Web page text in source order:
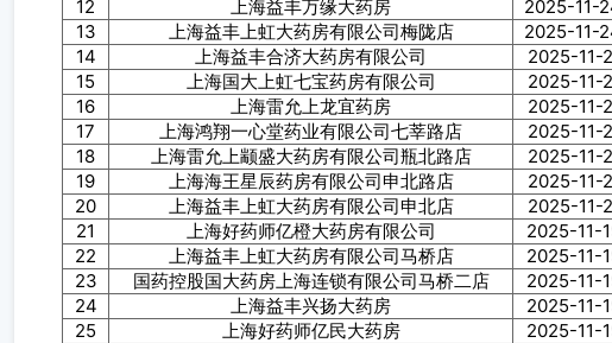
12
上海益丰万缘大药房 2025-11-
13
上海益丰上虹大药房有限公司梅陇店 2025-11-
14
上海益丰合济大药房有限公司 2025-11-
15
上海国大上虹七宝药房有限公司 2025-11-
16
上海雷允上龙宜药房 2025-11-
17
上海鸿翔一心堂药业有限公司七莘路店 2025-11-
18
上海雷允上颛盛大药房有限公司瓶北路店 2025-11-
19
上海海王星辰药房有限公司申北路店 2025-11-
20
上海益丰上虹大药房有限公司申北店 2025-11-
21
上海好药师亿橙大药房有限公司 2025-11-
22
上海益丰上虹大药房有限公司马桥店 2025-11-
23
国药控股国大药房上海连锁有限公司马桥二店 2025-11-
24
上海益丰兴扬大药房 2025-11-
25
上海好药师亿民大药房 2025-11-